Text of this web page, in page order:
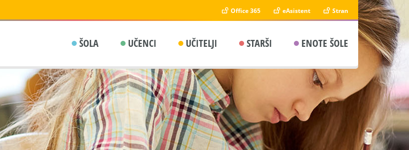
Office 365 eAsistent Stran
ŠOLA UČENCI UČITELJI STARŠI ENOTE ŠOLE